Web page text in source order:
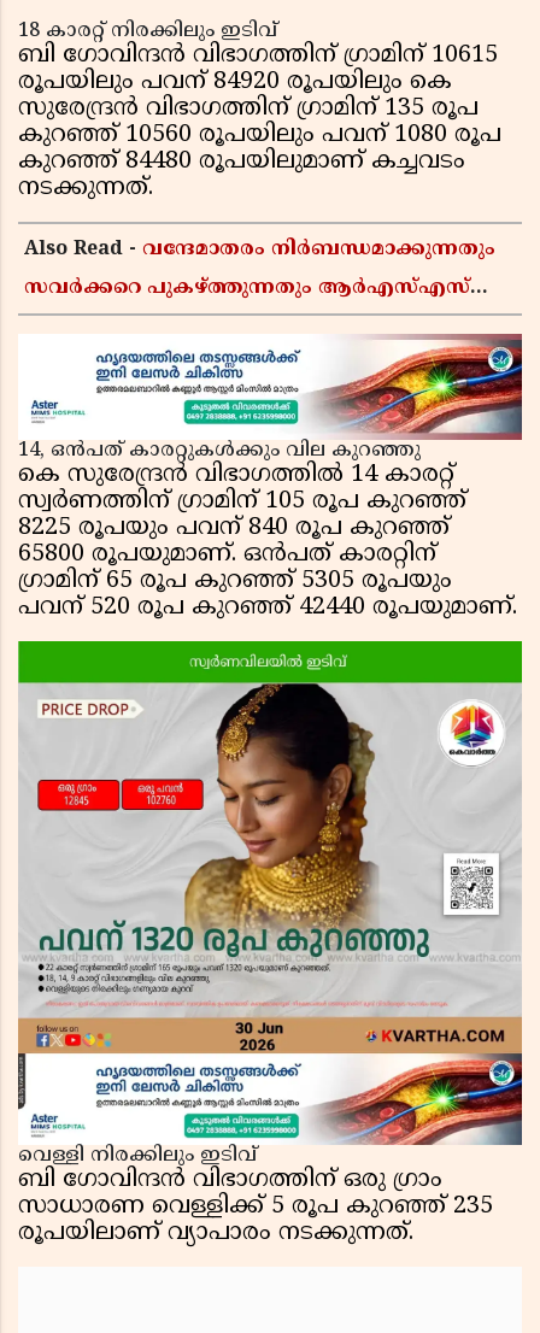
18 കാരറ്റ് നിരക്കിലും ഇടിവ്
ബി ഗോവിന്ദൻ വിഭാഗത്തിന് ഗ്രാമിന് 10615
രൂപയിലും പവന് 84920 രൂപയിലും കെ
സുരേന്ദ്രൻ വിഭാഗത്തിന് ഗ്രാമിന് 135 രൂപ
കുറഞ്ഞ് 10560 രൂപയിലും പവന് 1080 രൂപ
കുറഞ്ഞ് 84480 രൂപയിലുമാണ് കച്ചവടം
നടക്കുന്നത്.
Also Read - വന്ദേമാതരം നിർബന്ധമാക്കുന്നതും
സവർക്കറെ പുകഴ്ത്തുന്നതും ആർഎസ്എസ്
വിജയൻ
14, ഒൻപത് കാരറ്റുകൾക്കും വില കുറഞ്ഞു
കെ സുരേന്ദ്രൻ വിഭാഗത്തിൽ 14 കാരറ്റ്
സ്വർണത്തിന് ഗ്രാമിന് 105 രൂപ കുറഞ്ഞ്
8225 രൂപയും പവന് 840 രൂപ കുറഞ്ഞ്
65800 രൂപയുമാണ്. ഒൻപത് കാരറ്റിന്
ഗ്രാമിന് 65 രൂപ കുറഞ്ഞ് 5305 രൂപയും
പവന് 520 രൂപ കുറഞ്ഞ് 42440 രൂപയുമാണ്.
വെള്ളി നിരക്കിലും ഇടിവ്
ബി ഗോവിന്ദൻ വിഭാഗത്തിന് ഒരു ഗ്രാം
സാധാരണ വെള്ളിക്ക് 5 രൂപ കുറഞ്ഞ് 235
രൂപയിലാണ് വ്യാപാരം നടക്കുന്നത്.